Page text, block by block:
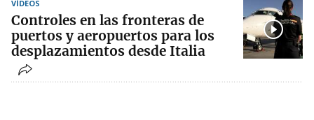
VÍDEOS
Controles en las fronteras de
puertos y aeropuertos para los
desplazamientos desde Italia